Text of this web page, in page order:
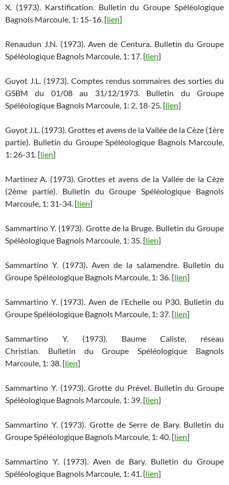
X. (1973). Karstification. Bulletin du Groupe Spéléologique
Bagnols Marcoule, 1: 15-16. [lien]
Renaudun J.N. (1973). Aven de Centura. Bulletin du Groupe
Spéléologique Bagnols Marcoule, 1: 17. [lien]
Guyot J.L. (1973). Comptes rendus sommaires des sorties du
GSBM du 01/08 au 31/12/1973. Bulletin du Groupe
Spéléologique Bagnols Marcoule, 1: 2, 18-25. [lien]
Guyot J.L. (1973). Grottes et avens de la Vallée de la Cèze (1ère
partie). Bulletin du Groupe Spéléologique Bagnols Marcoule,
1: 26-31. [lien]
Martinez A. (1973). Grottes et avens de la Vallée de la Cèze
(2ème partie). Bulletin du Groupe Spéléologique Bagnols
Marcoule, 1: 31-34. [lien]
Sammartino Y. (1973). Grotte de la Bruge. Bulletin du Groupe
Spéléologique Bagnols Marcoule, 1: 35. [lien]
Sammartino Y. (1973). Aven de la salamendre. Bulletin du
Groupe Spéléologique Bagnols Marcoule, 1: 36. [lien]
Sammartino Y. (1973). Aven de l’Echelle ou P30. Bulletin du
Groupe Spéléologique Bagnols Marcoule, 1: 37. [lien]
Sammartino Y. (1973). Baume Caliste, réseau
Christian. Bulletin du Groupe Spéléologique Bagnols
Marcoule, 1: 38. [lien]
Sammartino Y. (1973). Grotte du Prével. Bulletin du Groupe
Spéléologique Bagnols Marcoule, 1: 39. [lien]
Sammartino Y. (1973). Grotte de Serre de Bary. Bulletin du
Groupe Spéléologique Bagnols Marcoule, 1: 40. [lien]
Sammartino Y. (1973). Aven de Bary. Bulletin du Groupe
Spéléologique Bagnols Marcoule, 1: 41. [lien]